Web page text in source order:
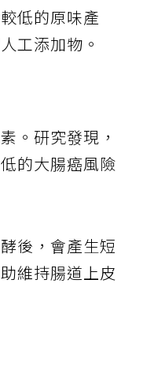
低的原味產
工添加物。
。研究發現，
的大腸癌風險
後，會產生短
維持腸道上皮